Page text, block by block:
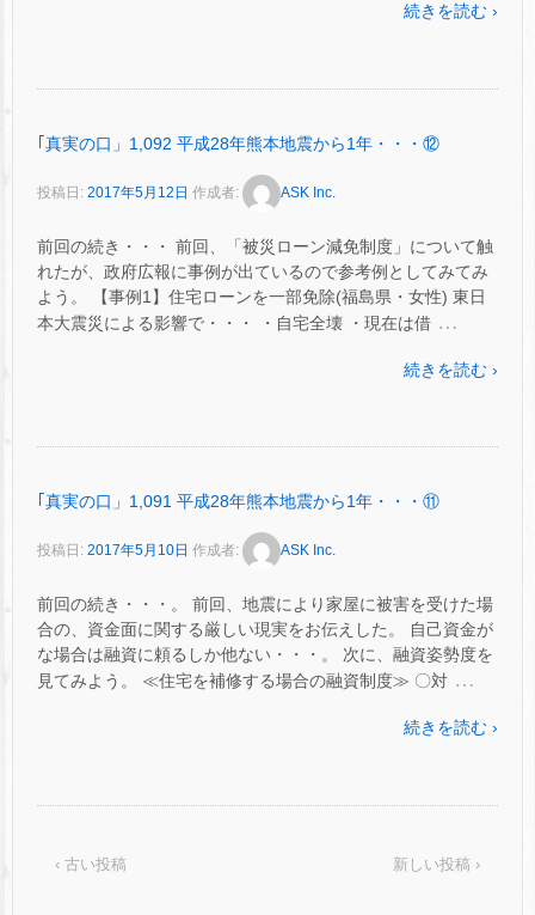
続きを読む ›
｢真実の口」1,092 平成28年熊本地震から1年・・・⑫
投稿日: 2017年5月12日 作成者: ASK Inc.
前回の続き・・・ 前回、「被災ローン減免制度」について触
れたが、政府広報に事例が出ているので参考例としてみてみ
よう。 【事例1】住宅ローンを一部免除(福島県・女性) 東日
本大震災による影響で・・・ ・自宅全壊 ・現在は借 …
続きを読む ›
｢真実の口」1,091 平成28年熊本地震から1年・・・⑪
投稿日: 2017年5月10日 作成者: ASK Inc.
前回の続き・・・。 前回、地震により家屋に被害を受けた場
合の、資金面に関する厳しい現実をお伝えした。 自己資金が
な場合は融資に頼るしか他ない・・・。 次に、融資姿勢度を
見てみよう。 ≪住宅を補修する場合の融資制度≫ 〇対 …
続きを読む ›
‹ 古い投稿 新しい投稿 ›